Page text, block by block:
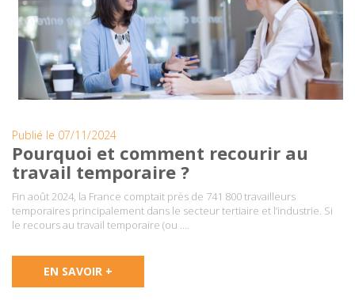
Publié le 07/11/2024
Pourquoi et comment recourir au
travail temporaire ?
Fin août 2024, la France comptait près de 741 800 travailleurs
temporaires principalement dans le secteur tertiaire et l’industrie. Si
le recours au travail temporaire (ou ….
EN SAVOIR +